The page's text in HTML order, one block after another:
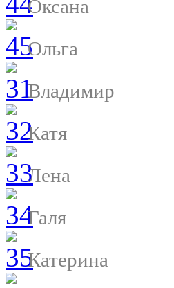
Оксана
Ольга
Владимир
Катя
Лена
Галя
Катерина